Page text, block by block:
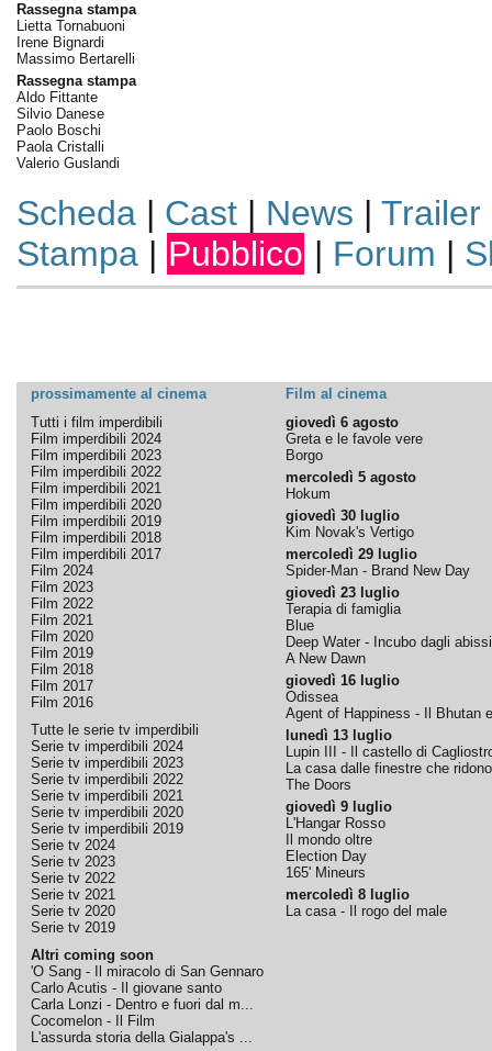
Rassegna stampa
Lietta Tornabuoni
Irene Bignardi
Massimo Bertarelli
Rassegna stampa
Aldo Fittante
Silvio Danese
Paolo Boschi
Paola Cristalli
Valerio Guslandi
Scheda| Cast| News | Trailer
Stampa| Pubblico | Forum |
prossimamente al cinema
Film al cinema
Tutti i film imperdibili
Film imperdibili 2024
Film imperdibili 2023
Film imperdibili 2022
Film imperdibili 2021
Film imperdibili 2020
Film imperdibili 2019
Film imperdibili 2018
Film imperdibili 2017
Film 2024
Film 2023
Film 2022
Film 2021
Film 2020
Film 2019
Film 2018
Film 2017
Film 2016
Tutte le serie tv imperdibili
Serie tv imperdibili 2024
Serie tv imperdibili 2023
Serie tv imperdibili 2022
Serie tv imperdibili 2021
Serie tv imperdibili 2020
Serie tv imperdibili 2019
Serie tv 2024
Serie tv 2023
Serie tv 2022
Serie tv 2021
Serie tv 2020
Serie tv 2019
Altri coming soon
'O Sang - Il miracolo di San Gennaro
Carlo Acutis - Il giovane santo
Carla Lonzi - Dentro e fuori dal m...
Cocomelon - Il Film
L'assurda storia della Gialappa's ...
giovedì 6 agosto
Greta e le favole vere
Borgo
mercoledì 5 agosto
Hokum
giovedì 30 luglio
Kim Novak's Vertigo
mercoledì 29 luglio
Spider-Man - Brand New Day
giovedì 23 luglio
Terapia di famiglia
Blue
Deep Water - Incubo dagli abissi
A New Dawn
giovedì 16 luglio
Odissea
Agent of Happiness - Il Bhutan
lunedì 13 luglio
Lupin III - Il castello di
La casa dalle finestre che ridono
The Doors
giovedì 9 luglio
L'Hangar Rosso
Il mondo oltre
Election Day
165' Mineurs
mercoledì 8 luglio
La casa - Il rogo del male